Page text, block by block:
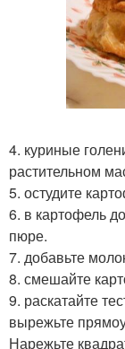
4. куриные
растительном
5. остудите
6. в картофель
пюре.
7. добавьте
8. смешайте
9. раскатайте
вырежьте
Нарежьте